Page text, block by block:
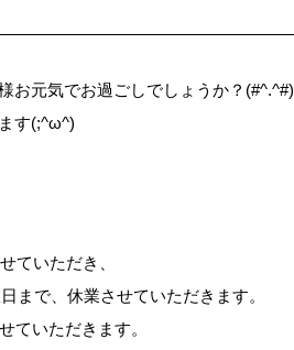
お元気でお過ごしでしょうか？(#^.^#)
す(;^ω^)
ていただき、
で、休業させていただきます。
いただきます。